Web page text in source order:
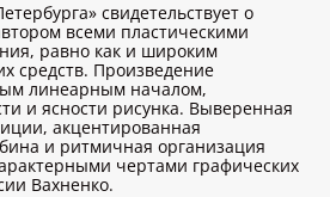
свидетельствует о
всеми пластическими
равно как и широким
средств. Произведение
линеарным началом,
и ясности рисунка. Выверенная
акцентированная
и ритмичная организация
чертами графических
Вахненко.